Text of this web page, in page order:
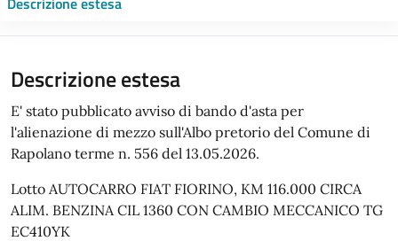
Descrizione estesa
E' stato pubblicato avviso di bando d'asta per
l'alienazione di mezzo sull'Albo pretorio del Comune di
Rapolano terme n. 556 del 13.05.2026.
Lotto AUTOCARRO FIAT FIORINO, KM 116.000 CIRCA
ALIM. BENZINA CIL 1360 CON CAMBIO MECCANICO TG
EC410YK